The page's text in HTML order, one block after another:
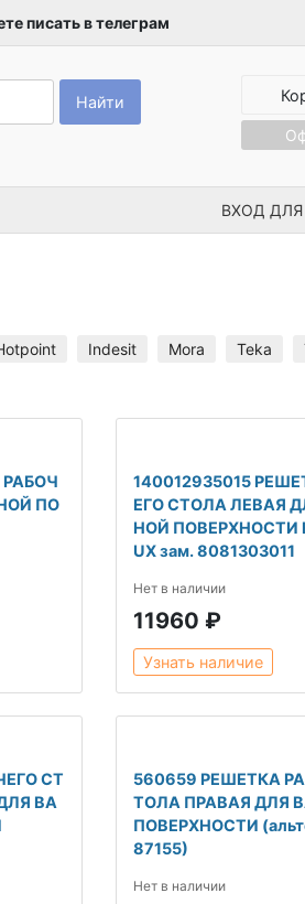
писать в телеграм
Найти
ВХОД
Indesit Mora Teka
РАБОЧ
ПО
140012935015
ЕГО СТОЛА ЛЕВАЯ
НОЙ ПОВЕРХНОСТИ
UX зам. 8081303011
Нет в наличии
11960 ₽
Узнать наличие
СТ
ВА
560659 РЕШЕТКА
ТОЛА ПРАВАЯ ДЛЯ
ПОВЕРХНОСТИ
87155)
Нет в наличии